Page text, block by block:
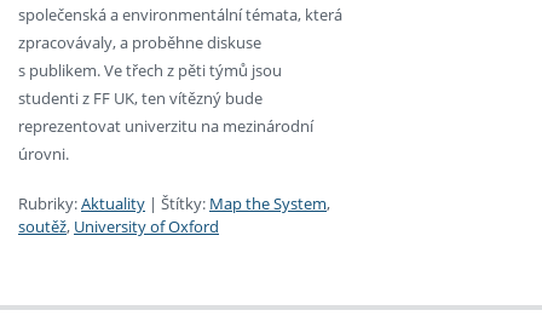
společenská a environmentální témata, která
zpracovávaly, a proběhne diskuse
s publikem. Ve třech z pěti týmů jsou
studenti z FF UK, ten vítězný bude
reprezentovat univerzitu na mezinárodní
úrovni.
Rubriky:Aktuality | Štítky: Map the System,
soutěž, University of Oxford